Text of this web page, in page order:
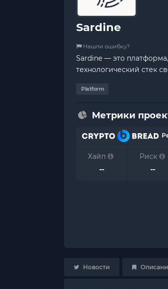
Sardine
Нашли ошибку?
Sardine — это
технологический стек
Platform
Метрики
Хайп
--
Риск
--
Новости